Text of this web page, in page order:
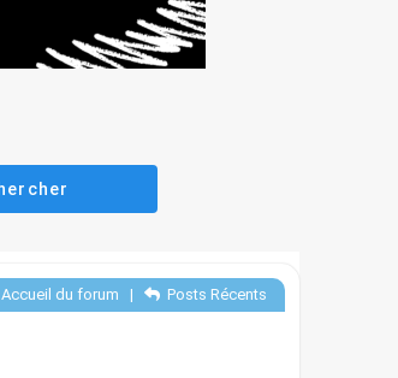
Accueil du forum | Posts Récents